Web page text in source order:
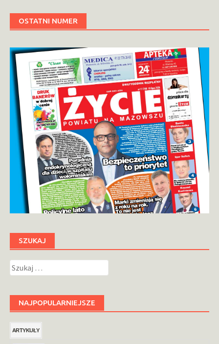
OSTATNI NUMER
SZUKAJ
Szukaj:
NAJPOPULARNIEJSZE
ARTYKUŁY